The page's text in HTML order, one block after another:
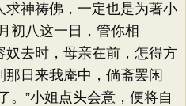
求神祷佛，一定也是为著小
初八这一日，管你相
奴去时，母亲在前，怎得方
那日来我庵中，倘斋罢闲
。”小姐点头会意，便将自